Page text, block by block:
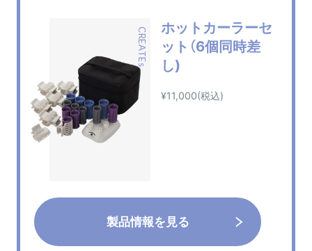
CREATEs
ホットカーラーセ
ット（6個同時差
し)
¥11,000(税込)
製品情報を見る